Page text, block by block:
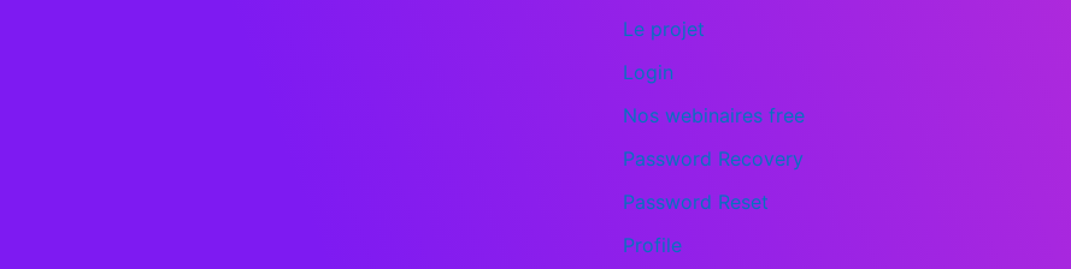
Le projet
Login
Nos webinaires free
Password Recovery
Password Reset
Profile